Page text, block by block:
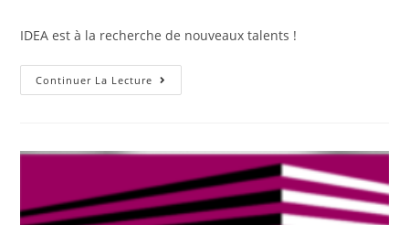
IDEA est à la recherche de nouveaux talents !
Continuer La Lecture